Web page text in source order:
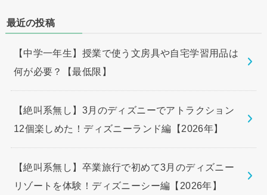
最近の投稿
【中学一年生】授業で使う文房具や自宅学習用品は
何が必要？【最低限】
【絶叫系無し】3月のディズニーでアトラクション
12個楽しめた！ディズニーランド編【2026年】
【絶叫系無し】卒業旅行で初めて3月のディズニー
リゾートを体験！ディズニーシー編【2026年】